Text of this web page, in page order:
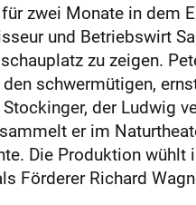
zwei Monate in dem
und Betriebswirt
zu zeigen.
schwermütigen,
der Ludwig
er im
Die Produktion
Förderer Richard